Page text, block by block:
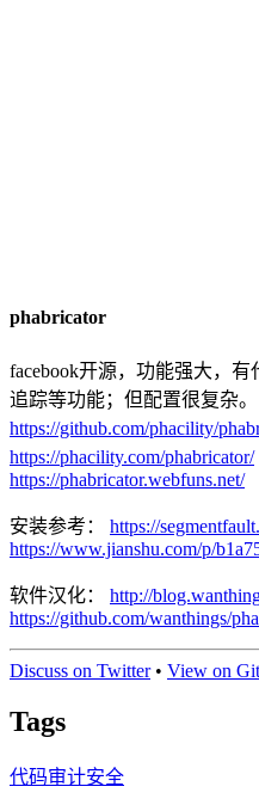
phabricator
facebook开源，功能强大，
追踪等功能；但配置很复杂。
https://github.com/phacility/
https://phacility.com/phabricator/
https://phabricator.webfuns.net/
安装参考： https://
https://www.jianshu.com/p/
软件汉化： http://
https://github.com/wanthings/
Discuss on Twitter• View on
Tags
代码审计安全